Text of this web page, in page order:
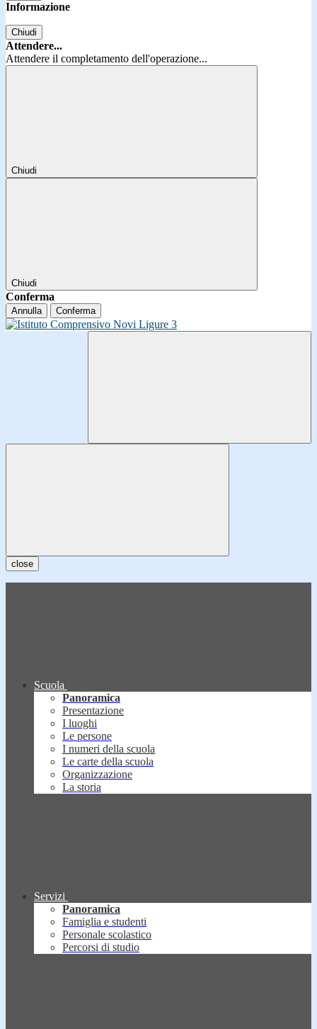
Informazione
Chiudi
Attendere...
Attendere il completamento dell'operazione...
Chiudi
Chiudi
Conferma
Annulla Conferma
close
Scuola
Panoramica
Presentazione
I luoghi
Le persone
I numeri della scuola
Le carte della scuola
Organizzazione
La storia
Servizi
Panoramica
Famiglia e studenti
Personale scolastico
Percorsi di studio